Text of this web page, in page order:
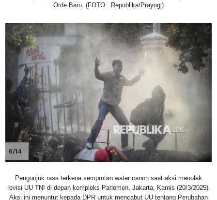
Orde Baru. (FOTO : Republika/Prayogi)
6/14
Pengunjuk rasa terkena semprotan water canon saat aksi menolak
revisi UU TNI di depan kompleks Parlemen, Jakarta, Kamis (20/3/2025).
Aksi ini menuntut kepada DPR untuk mencabut UU tentang Perubahan